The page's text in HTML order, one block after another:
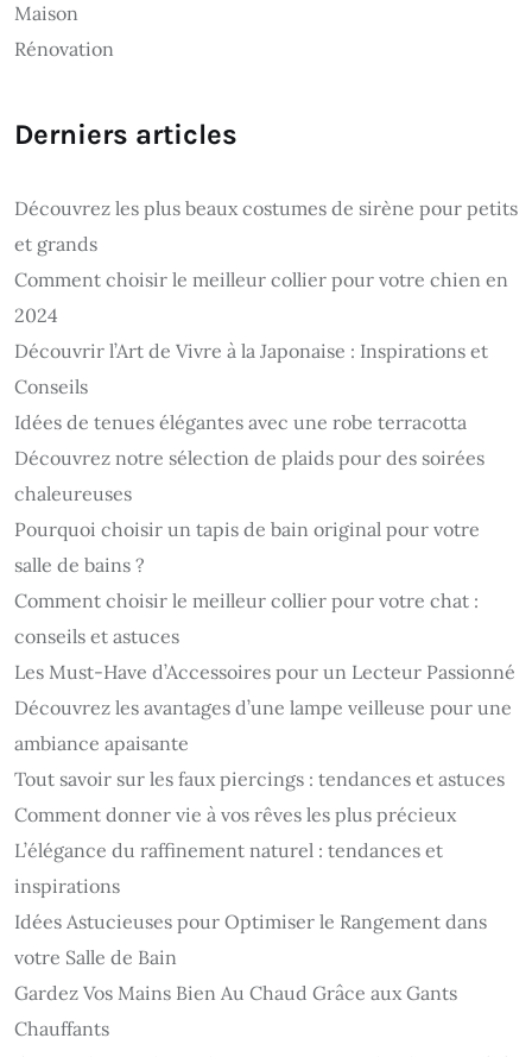
Maison
Rénovation
Derniers articles
Découvrez les plus beaux costumes de sirène pour petits
et grands
Comment choisir le meilleur collier pour votre chien en
2024
Découvrir l’Art de Vivre à la Japonaise : Inspirations et
Conseils
Idées de tenues élégantes avec une robe terracotta
Découvrez notre sélection de plaids pour des soirées
chaleureuses
Pourquoi choisir un tapis de bain original pour votre
salle de bains ?
Comment choisir le meilleur collier pour votre chat :
conseils et astuces
Les Must-Have d’Accessoires pour un Lecteur Passionné
Découvrez les avantages d’une lampe veilleuse pour une
ambiance apaisante
Tout savoir sur les faux piercings : tendances et astuces
Comment donner vie à vos rêves les plus précieux
L’élégance du raffinement naturel : tendances et
inspirations
Idées Astucieuses pour Optimiser le Rangement dans
votre Salle de Bain
Gardez Vos Mains Bien Au Chaud Grâce aux Gants
Chauffants